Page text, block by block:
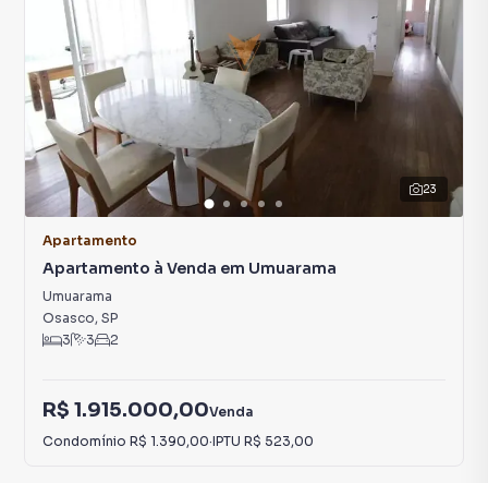
23
Apartamento
Apartamento à Venda em Umuarama
Umuarama
Osasco, SP
3
3 2
R$ 1.915.000,00Venda
Condomínio R$ 1.390,00·IPTU R$ 523,00